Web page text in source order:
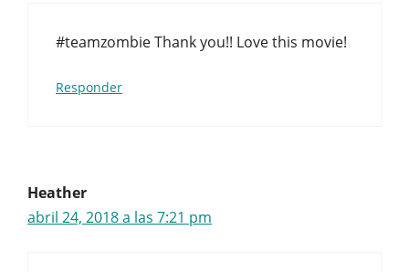
#teamzombie Thank you!! Love this movie!
Responder
Heather
abril 24, 2018 a las 7:21 pm